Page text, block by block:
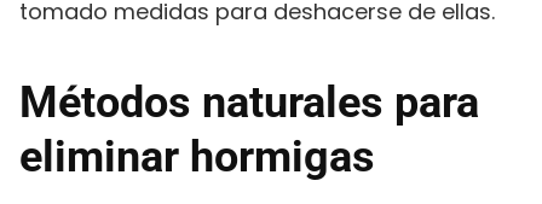
tomado medidas para deshacerse de ellas.
Métodos naturales para
eliminar hormigas